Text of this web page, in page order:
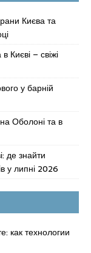
Києва та
Києві – свіжі
у барній
на Оболоні та в
де знайти
у липні 2026
как технологии